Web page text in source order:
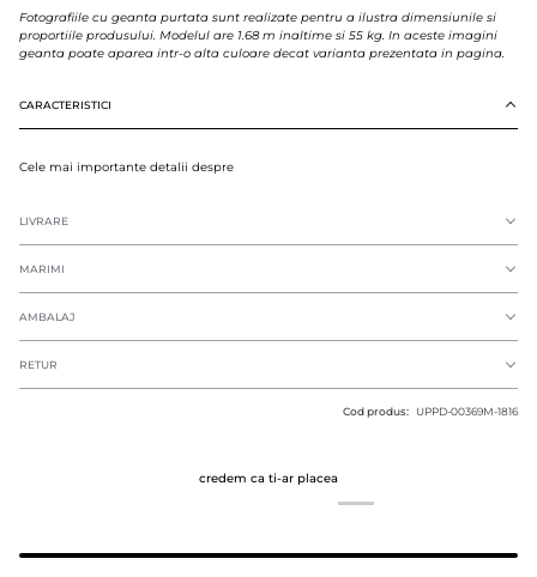
Fotografiile cu geanta purtata sunt realizate pentru a ilustra dimensiunile si
proportiile produsului. Modelul are 1.68 m inaltime si 55 kg. In aceste imagini
geanta poate aparea intr-o alta culoare decat varianta prezentata in pagina.
CARACTERISTICI
Cele mai importante detalii despre
LIVRARE
MARIMI
AMBALAJ
RETUR
Cod produs: UPPD-00369M-1816
credem ca ti-ar placea